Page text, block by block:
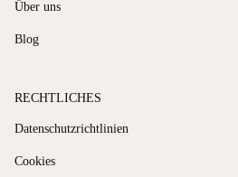
Über uns
Blog
RECHTLICHES
Datenschutzrichtlinien
Cookies